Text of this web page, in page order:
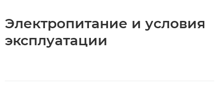
Электропитание и условия
эксплуатации